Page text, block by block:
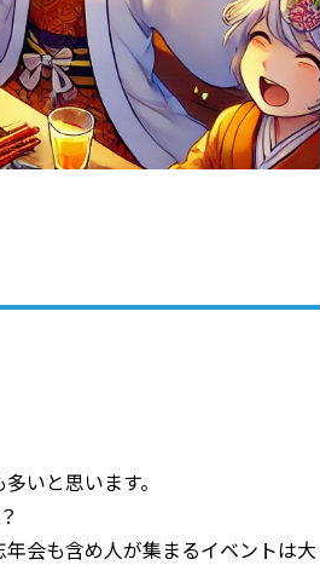
いと思います。
会も含め人が集まるイベントは大